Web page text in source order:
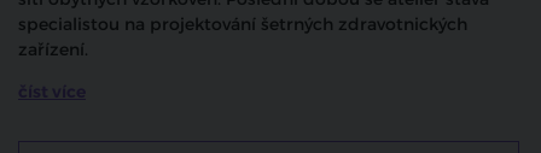
specialistou na projektování šetrných zdravotnických
zařízení.
číst více